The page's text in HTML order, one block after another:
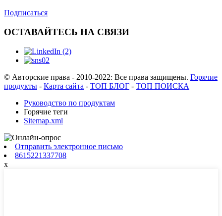
Подписаться
ОСТАВАЙТЕСЬ НА СВЯЗИ
© Авторские права - 2010-2022: Все права защищены. Горячие
продукты - Карта сайта - ТОП БЛОГ - ТОП ПОИСКА
Руководство по продуктам
Горячие теги
Sitemap.xml
Отправить электронное письмо
8615221337708
x